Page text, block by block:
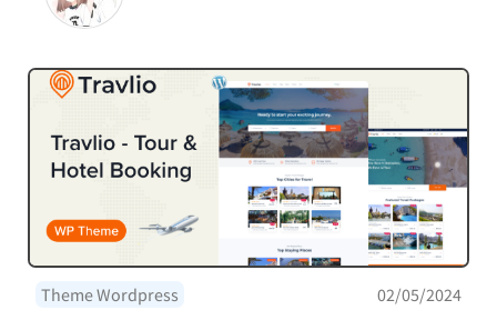
Theme Wordpress 02/05/2024